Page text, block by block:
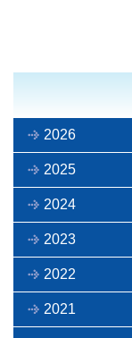
2026
2025
2024
2023
2022
2021